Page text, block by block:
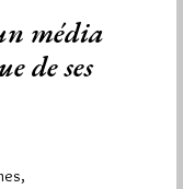
8 commentaires
média
de ses